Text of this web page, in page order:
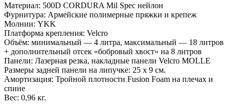
Материал: 500D CORDURA Mil Spec нейлон
Фурнитура: Армейские полимерные пряжки и крепеж
Молнии: YKK
Платформа крепления: Velcro
Объём: минимальный — 4 литра, максимальный — 18 литров
+ дополнительный отсек «бобровый хвост» на 8 литров
Панели: Лазерная резка, накладные панели Velcro MOLLE
Размеры задней панели на липучке: 25 x 9 см.
Амортизация: Тройной плотности Fusion Foam на плечах и
спине
Вес: 0,96 кг.